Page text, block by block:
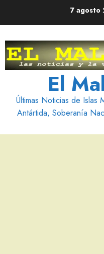
7 agosto
El
Últimas Noticias de Islas
Antártida, Soberanía